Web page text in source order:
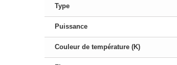
Type
Puissance
Couleur de température (K)